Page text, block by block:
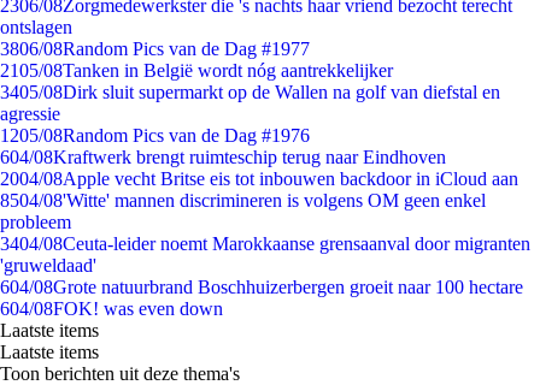
2306/08Zorgmedewerkster die 's nachts haar vriend bezocht terecht
ontslagen
3806/08Random Pics van de Dag #1977
2105/08Tanken in België wordt nóg aantrekkelijker
3405/08Dirk sluit supermarkt op de Wallen na golf van diefstal en
agressie
1205/08Random Pics van de Dag #1976
604/08Kraftwerk brengt ruimteschip terug naar Eindhoven
2004/08Apple vecht Britse eis tot inbouwen backdoor in iCloud aan
8504/08'Witte' mannen discrimineren is volgens OM geen enkel
probleem
3404/08Ceuta-leider noemt Marokkaanse grensaanval door migranten
'gruweldaad'
604/08Grote natuurbrand Boschhuizerbergen groeit naar 100 hectare
604/08FOK! was even down
Laatste items
Laatste items
Toon berichten uit deze thema's